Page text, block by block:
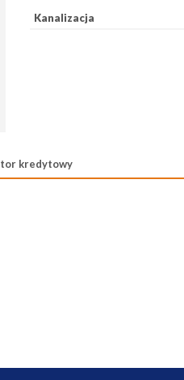
Kanalizacja
kredytowy